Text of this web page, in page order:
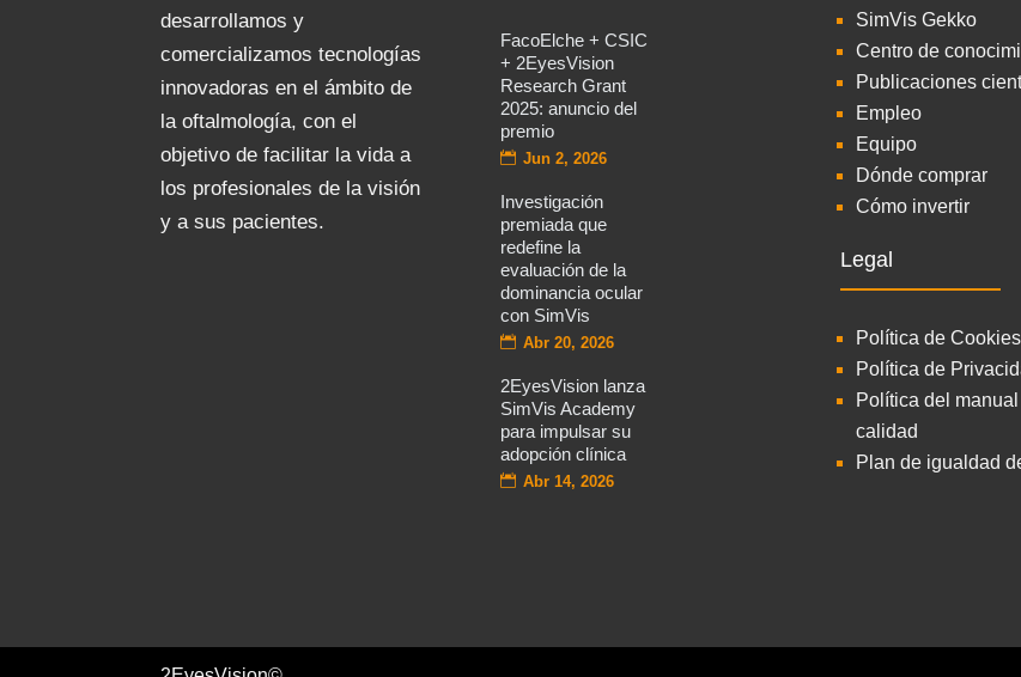
desarrollamos y
comercializamos tecnologías
innovadoras en el ámbito de
la oftalmología, con el
objetivo de facilitar la vida a
los profesionales de la visión
y a sus pacientes.
FacoElche + CSIC
+ 2EyesVision
Research Grant
2025: anuncio del
premio
Jun 2, 2026
Investigación
premiada que
redefine la
evaluación de la
dominancia ocular
con SimVis
Abr 20, 2026
2EyesVision lanza
SimVis Academy
para impulsar su
adopción clínica
Abr 14, 2026
SimVis Gekko
Centro de
Publicaciones
Empleo
Equipo
Dónde comprar
Cómo invertir
Legal
Política de Cookies
Política de
Política del
calidad
Plan de igualdad